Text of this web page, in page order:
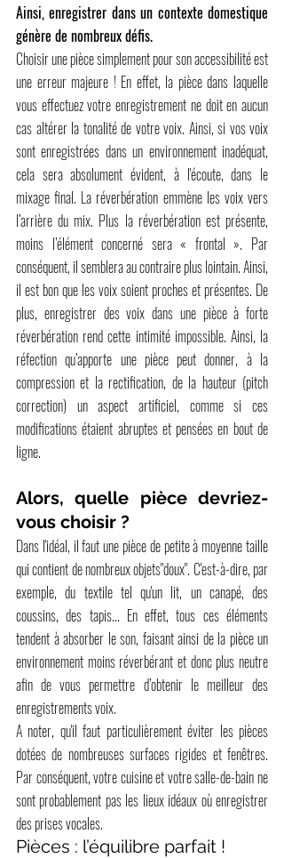
Ainsi, enregistrer dans un contexte domestique
génère de nombreux défis.
Choisir une pièce simplement pour son accessibilité est
une erreur majeure ! En effet, la pièce dans laquelle
vous effectuez votre enregistrement ne doit en aucun
cas altérer la tonalité de votre voix. Ainsi, si vos voix
sont enregistrées dans un environnement inadéquat,
cela sera absolument évident, à l'écoute, dans le
mixage final. La réverbération emmène les voix vers
l’arrière du mix. Plus la réverbération est présente,
moins l’élément concerné sera « frontal ». Par
conséquent, il semblera au contraire plus lointain. Ainsi,
il est bon que les voix soient proches et présentes. De
plus, enregistrer des voix dans une pièce à forte
réverbération rend cette intimité impossible. Ainsi, la
réfection qu’apporte une pièce peut donner, à la
compression et la rectification, de la hauteur (pitch
correction) un aspect artificiel, comme si ces
modifications étaient abruptes et pensées en bout de
ligne.
Alors, quelle pièce devriez-
vous choisir ?
Dans l'idéal, il faut une pièce de petite à moyenne taille
qui contient de nombreux objets"doux". C'est-à-dire, par
exemple, du textile tel qu'un lit, un canapé, des
coussins, des tapis... En effet, tous ces éléments
tendent à absorber le son, faisant ainsi de la pièce un
environnement moins réverbérant et donc plus neutre
afin de vous permettre d’obtenir le meilleur des
enregistrements voix.
A noter, qu'il faut particulièrement éviter les pièces
dotées de nombreuses surfaces rigides et fenêtres.
Par conséquent, votre cuisine et votre salle-de-bain ne
sont probablement pas les lieux idéaux où enregistrer
des prises vocales.
Pièces : l’équilibre parfait !